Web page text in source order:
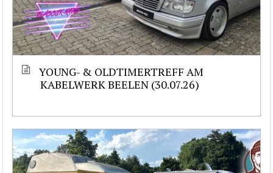
YOUNG- & OLDTIMERTREFF AM
KABELWERK BEELEN (30.07.26)